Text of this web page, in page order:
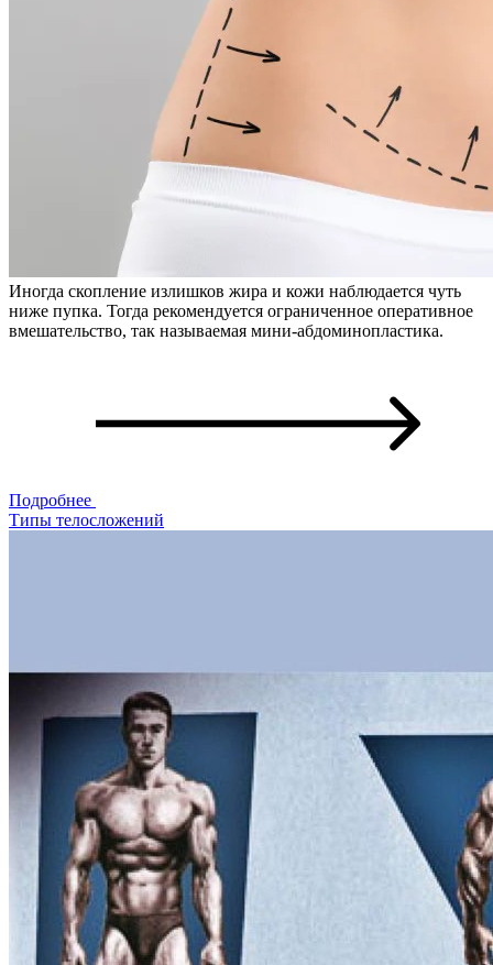
Иногда скопление излишков жира и кожи наблюдается чуть
ниже пупка. Тогда рекомендуется ограниченное оперативное
вмешательство, так называемая мини-абдоминопластика.
Подробнее
Типы телосложений